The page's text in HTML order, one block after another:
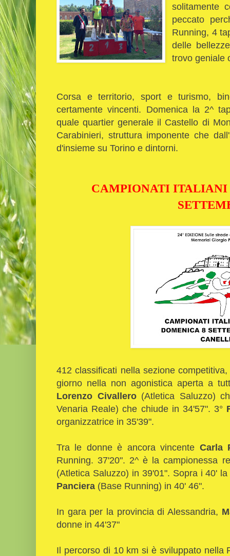
solitamente
peccato
Running, 4
delle
trovo geniale
Corsa e territorio, sport e turismo,
certamente vincenti. Domenica la 2^
quale quartier generale il Castello di
Carabinieri, struttura imponente che
d'insieme su Torino e dintorni.
CAMPIONATI
412 classificati nella sezione
giorno nella non agonistica aperta a
Lorenzo Civallero(Atletica Saluzzo)
Venaria Reale) che chiude in 34'57". 3°
organizzatrice in 35'39".
Tra le donne è ancora vincente Carla
Running. 37'20". 2^ è la campionessa
(Atletica Saluzzo) in 39'01". Sopra i 40'
Panciera (Base Running) in 40' 46".
In gara per la provincia di Alessandria,
donne in 44'37"
Il percorso di 10 km si è sviluppato nella